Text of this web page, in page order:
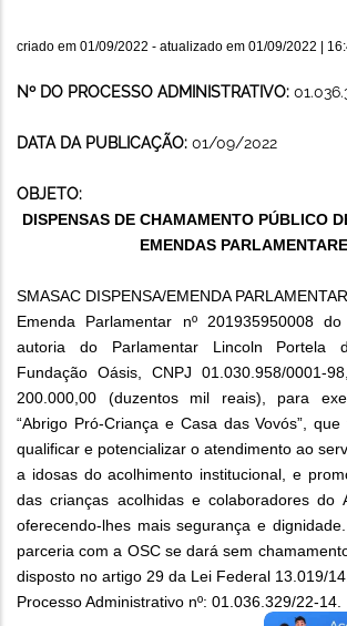
criado em 01/09/2022 - atualizado em 01/09/2022 |
Nº DO PROCESSO ADMINISTRATIVO:
DATA DA PUBLICAÇÃO: 01/09/2022
OBJETO:
DISPENSAS DE CHAMAMENTO PÚBLICO
EMENDAS
SMASAC DISPENSA/EMENDA
Emenda Parlamentar nº 201935950008
autoria do Parlamentar Lincoln Portela
Fundação Oásis, CNPJ 01.030.958/0001-
200.000,00 (duzentos mil reais), para
“Abrigo Pró-Criança e Casa das Vovós”,
qualificar e potencializar o atendimento ao
a idosas do acolhimento institucional, e
das crianças acolhidas e colaboradores do
oferecendo-lhes mais segurança e
parceria com a OSC se dará sem
disposto no artigo 29 da Lei Federal 13.019/14.
Processo Administrativo nº: 01.036.329/22-14.